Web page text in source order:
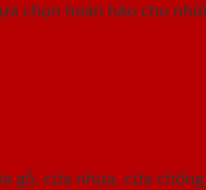
chọn hoàn hảo cho
gỗ, cửa nhựa, cửa